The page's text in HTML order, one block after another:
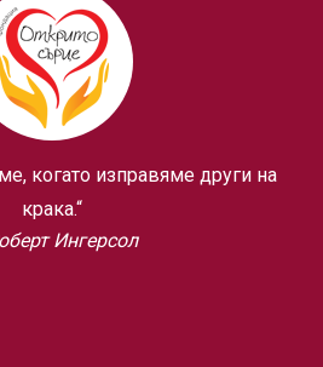
когато изправяме други на
крака.“
Ингерсол